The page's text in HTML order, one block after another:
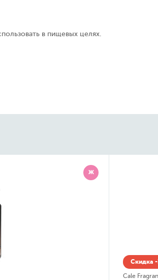
в пищевых целях.
Ж
Скидка
Cale